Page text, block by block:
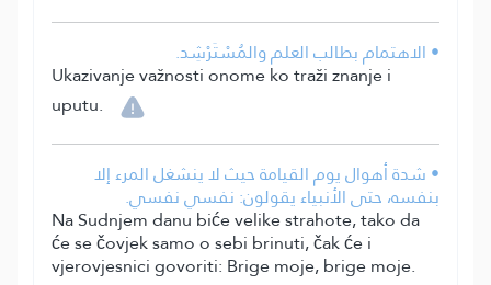
• الاهتمام بطالب العلم والمُسْتَرْشِد.
Ukazivanje važnosti onome ko traži znanje i
uputu.
• شدة أهوال يوم القيامة حيث لا ينشغل المرء إلا
بنفسه، حتى الأنبياء يقولون: نفسي نفسي.
Na Sudnjem danu biće velike strahote, tako da
će se čovjek samo o sebi brinuti, čak će i
vjerovjesnici govoriti: Brige moje, brige moje.